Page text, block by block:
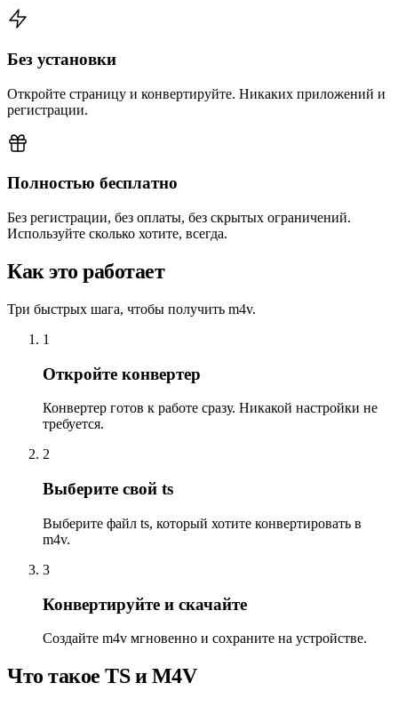
Без установки
Откройте страницу и конвертируйте. Никаких приложений и
регистрации.
Полностью бесплатно
Без регистрации, без оплаты, без скрытых ограничений.
Используйте сколько хотите, всегда.
Как это работает
Три быстрых шага, чтобы получить m4v.
1
Откройте конвертер
Конвертер готов к работе сразу. Никакой настройки не
требуется.
2
Выберите свой ts
Выберите файл ts, который хотите конвертировать в
m4v.
3
Конвертируйте и скачайте
Создайте m4v мгновенно и сохраните на устройстве.
Что такое TS и M4V